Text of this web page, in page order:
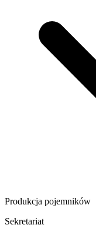
Produkcja pojemników
Sekretariat